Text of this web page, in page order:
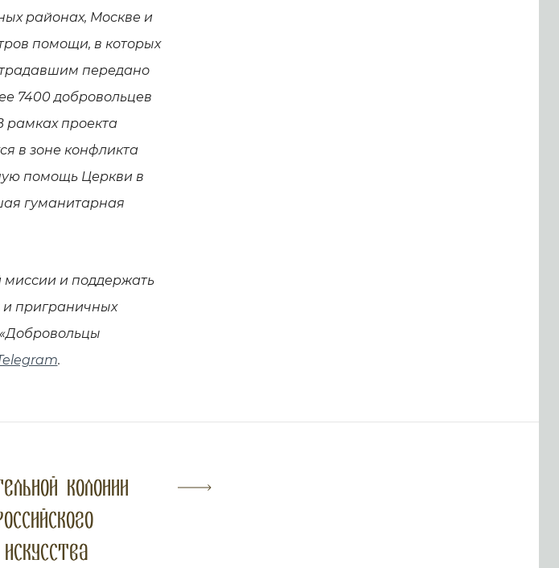
районах, Москве и
помощи, в которых
передано
7400 добровольцев
проекта
в зоне конфликта
помощь Церкви в
гуманитарная
и поддержать
приграничных
.
колонии